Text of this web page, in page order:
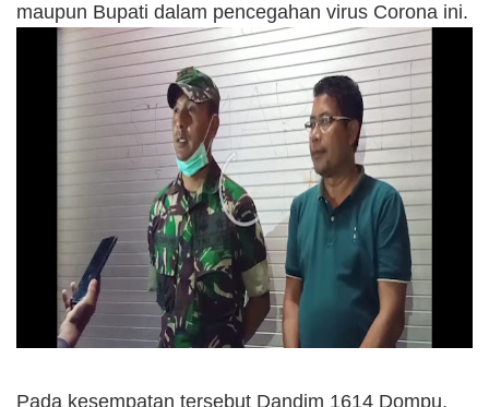
maupun Bupati dalam pencegahan virus Corona ini.
Pada kesempatan tersebut Dandim 1614 Dompu,